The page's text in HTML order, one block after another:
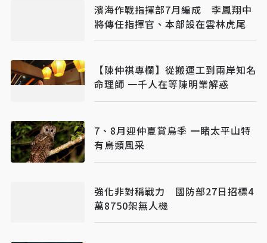
濱海作戰指揮部7月編成 李鳳翔中
將傳任指揮官、本部設在雲林虎尾
【陳仲祺專欄】從搬運工到兩岸知名
命理師 一千人在等陳明業解惑
7、8月迎仲夏賞鳥季 一睹太平山特
有鳥類風采
強化非對稱戰力 國防部27日招標4
萬8750架無人機